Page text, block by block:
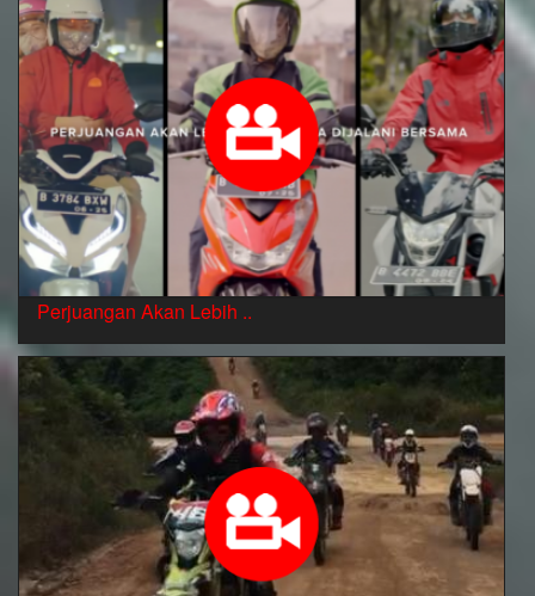
Perjuangan Akan Lebih ..